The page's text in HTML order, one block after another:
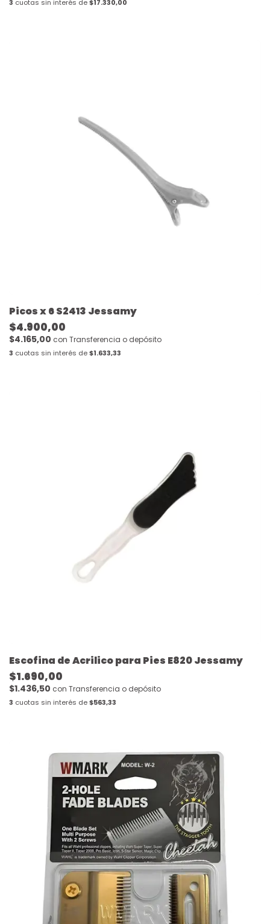
3 cuotas sin interés de$17.330,00
Picos x 6 S2413 Jessamy
$4.900,00
$4.165,00 con Transferencia o depósito
3 cuotas sin interés de$1.633,33
Escofina de Acrilico para Pies E820 Jessamy
$1.690,00
$1.436,50 con Transferencia o depósito
3 cuotas sin interés de$563,33